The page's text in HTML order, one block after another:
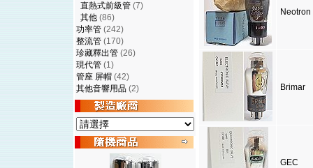
直熱式前級管 (7)
其他 (86)
功率管 (242)
整流管 (170)
珍藏釋出管 (26)
現代管 (1)
管座 屏帽 (42)
其他音響用品 (2)
Neotron
Brimar
GEC